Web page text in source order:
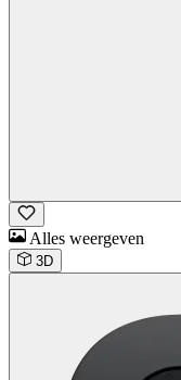
Alles weergeven
3D